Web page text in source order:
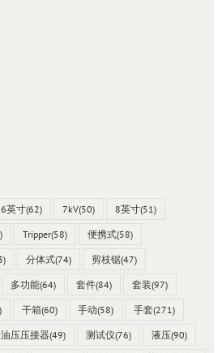
6英寸(62) 7kV(50) 8英寸(51)
Tripper(58) 便携式(58)
分体式(74) 剪枝锯(47)
多功能(64) 套件(84) 套装(97)
干箱(60) 手动(58) 手套(271)
油压压接器(49) 测试仪(76) 液压(90)